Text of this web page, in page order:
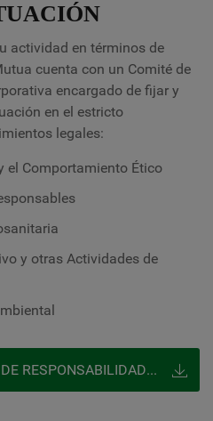
actividad en términos de
cuenta con un Comité de
encargado de fijar y
en el estricto
legales:
el Comportamiento Ético
y otras Actividades de
MEMORIA DE ACCIONES DE RESPONSABILIDAD SOCIAL CORPORATIVA Y ODS 2022 DE FRATERNIDAD-MUPRESPA